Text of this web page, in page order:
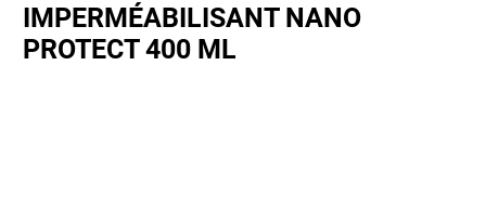
IMPERMÉABILISANT NANO
PROTECT 400 ML